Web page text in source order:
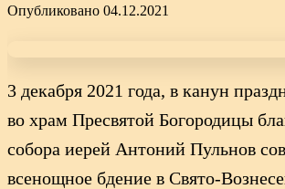
Опубликовано 04.12.2021
3 декабря 2021 года, в канун
во храм Пресвятой Богородицы
собора иерей Антоний Пульнов
всенощное бдение в Свято-